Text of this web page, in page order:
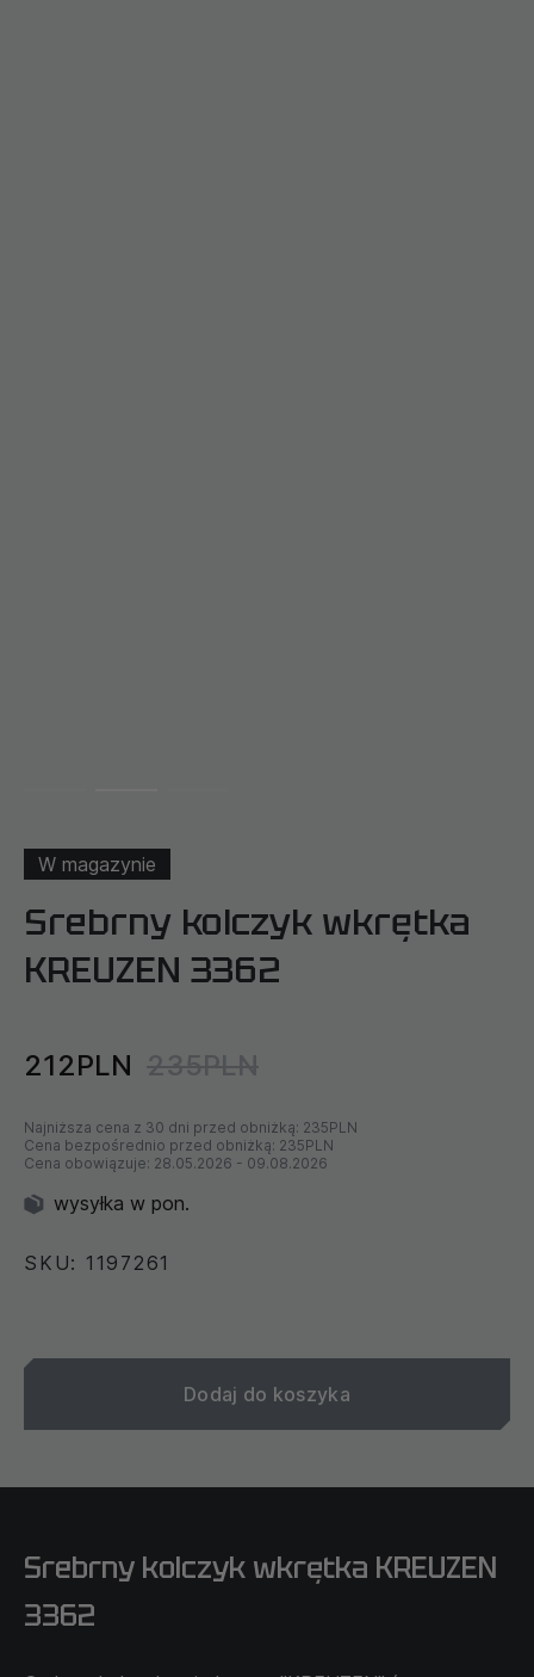
W magazynie
Srebrny kolczyk wkrętka
KREUZEN 3362
212PLN 235PLN
Najniższa cena z 30 dni przed obniżką: 235PLN
Cena bezpośrednio przed obniżką: 235PLN
Cena obowiązuje: 28.05.2026 - 09.08.2026
wysyłka w pon.
SKU: 1197261
Dodaj do koszyka
Srebrny kolczyk wkrętka KREUZEN
3362